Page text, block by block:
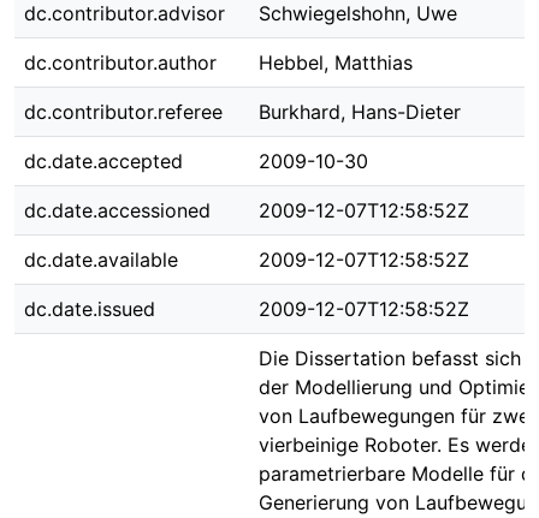
dc.contributor.advisor Schwiegelshohn, Uwe
dc.contributor.author Hebbel, Matthias
dc.contributor.referee Burkhard, Hans-Dieter
dc.date.accepted 2009-10-30
dc.date.accessioned 2009-12-07T12:58:52Z
dc.date.available 2009-12-07T12:58:52Z
dc.date.issued 2009-12-07T12:58:52Z
Die Dissertation befasst sich
der Modellierung und
von Laufbewegungen für
vierbeinige Roboter. Es
parametrierbare Modelle für
Generierung von